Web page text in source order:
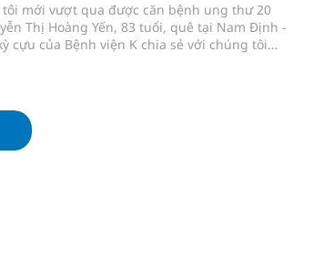
tôi mới vượt qua được căn bệnh ung thư 20
Thị Hoàng Yến, 83 tuổi, quê tại Nam Định -
cựu của Bệnh viện K chia sẻ với chúng tôi